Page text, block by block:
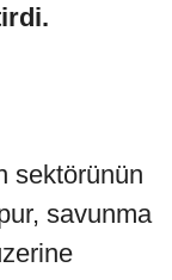
sektörünün
savunma